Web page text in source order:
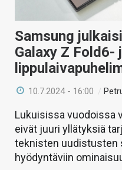
Samsung
Galaxy Z Fold6-
10.7.2024 - 16:00 /
Lukuisissa vuodoissa
eivät juuri yllätyksiä
teknisten uudistusten
hyödyntäviin